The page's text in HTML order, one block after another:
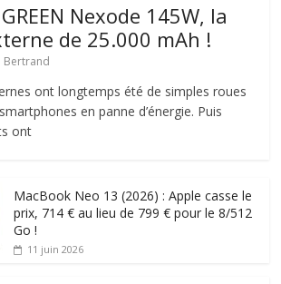
Nexode 145W, la
de 25.000 mAh !
Bertrand
ont longtemps été de simples roues
en panne d’énergie. Puis
ont
MacBook Neo 13 (2026) : Apple casse le
prix, 714 € au lieu de 799 € pour le 8/512
Go !
11 juin 2026